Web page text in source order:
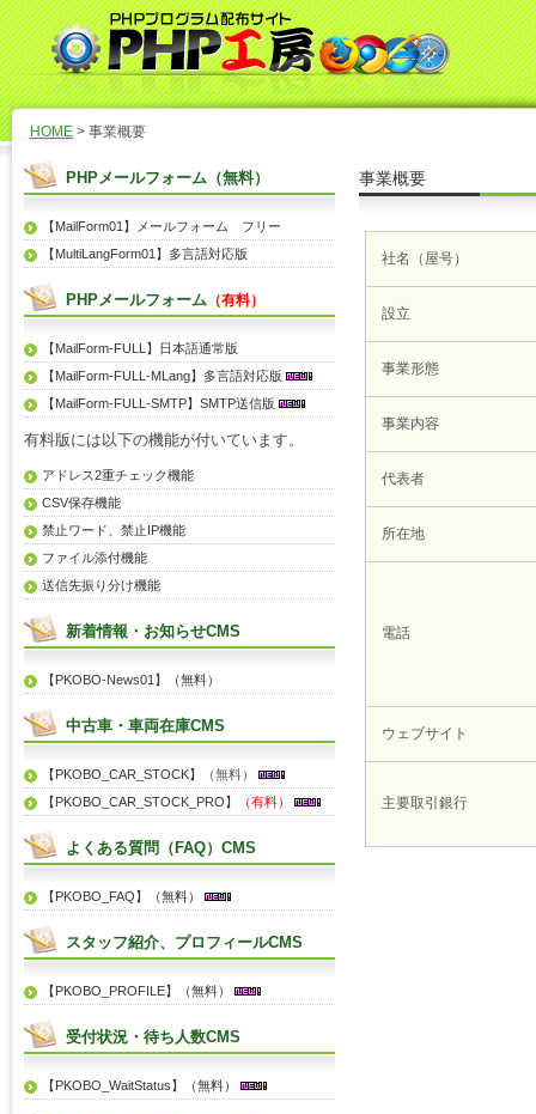
HOME > 事業概要
事業概要
社名（屋号）
設立
事業形態
事業内容
代表者
所在地
電話
ウェブサイト
主要取引銀行
PHPメールフォーム（無料）
【MailForm01】メールフォーム フリー
【MultiLangForm01】多言語対応版
PHPメールフォーム （有料）
【MailForm-FULL】日本語通常版
【MailForm-FULL-MLang】多言語対応版
【MailForm-FULL-SMTP】SMTP送信版
有料版には以下の機能が付いています。
アドレス2重チェック機能
CSV保存機能
禁止ワード、禁止IP機能
ファイル添付機能
送信先振り分け機能
新着情報・お知らせCMS
【PKOBO-News01】（無料）
中古車・車両在庫CMS
【PKOBO_CAR_STOCK】
（無料）
【PKOBO_CAR_STOCK_PRO】
（有料）
よくある質問（FAQ）CMS
【PKOBO_FAQ】（無料）
スタッフ紹介、プロフィールCMS
【PKOBO_PROFILE】（無料）
受付状況・待ち人数CMS
【PKOBO_WaitStatus】（無料）